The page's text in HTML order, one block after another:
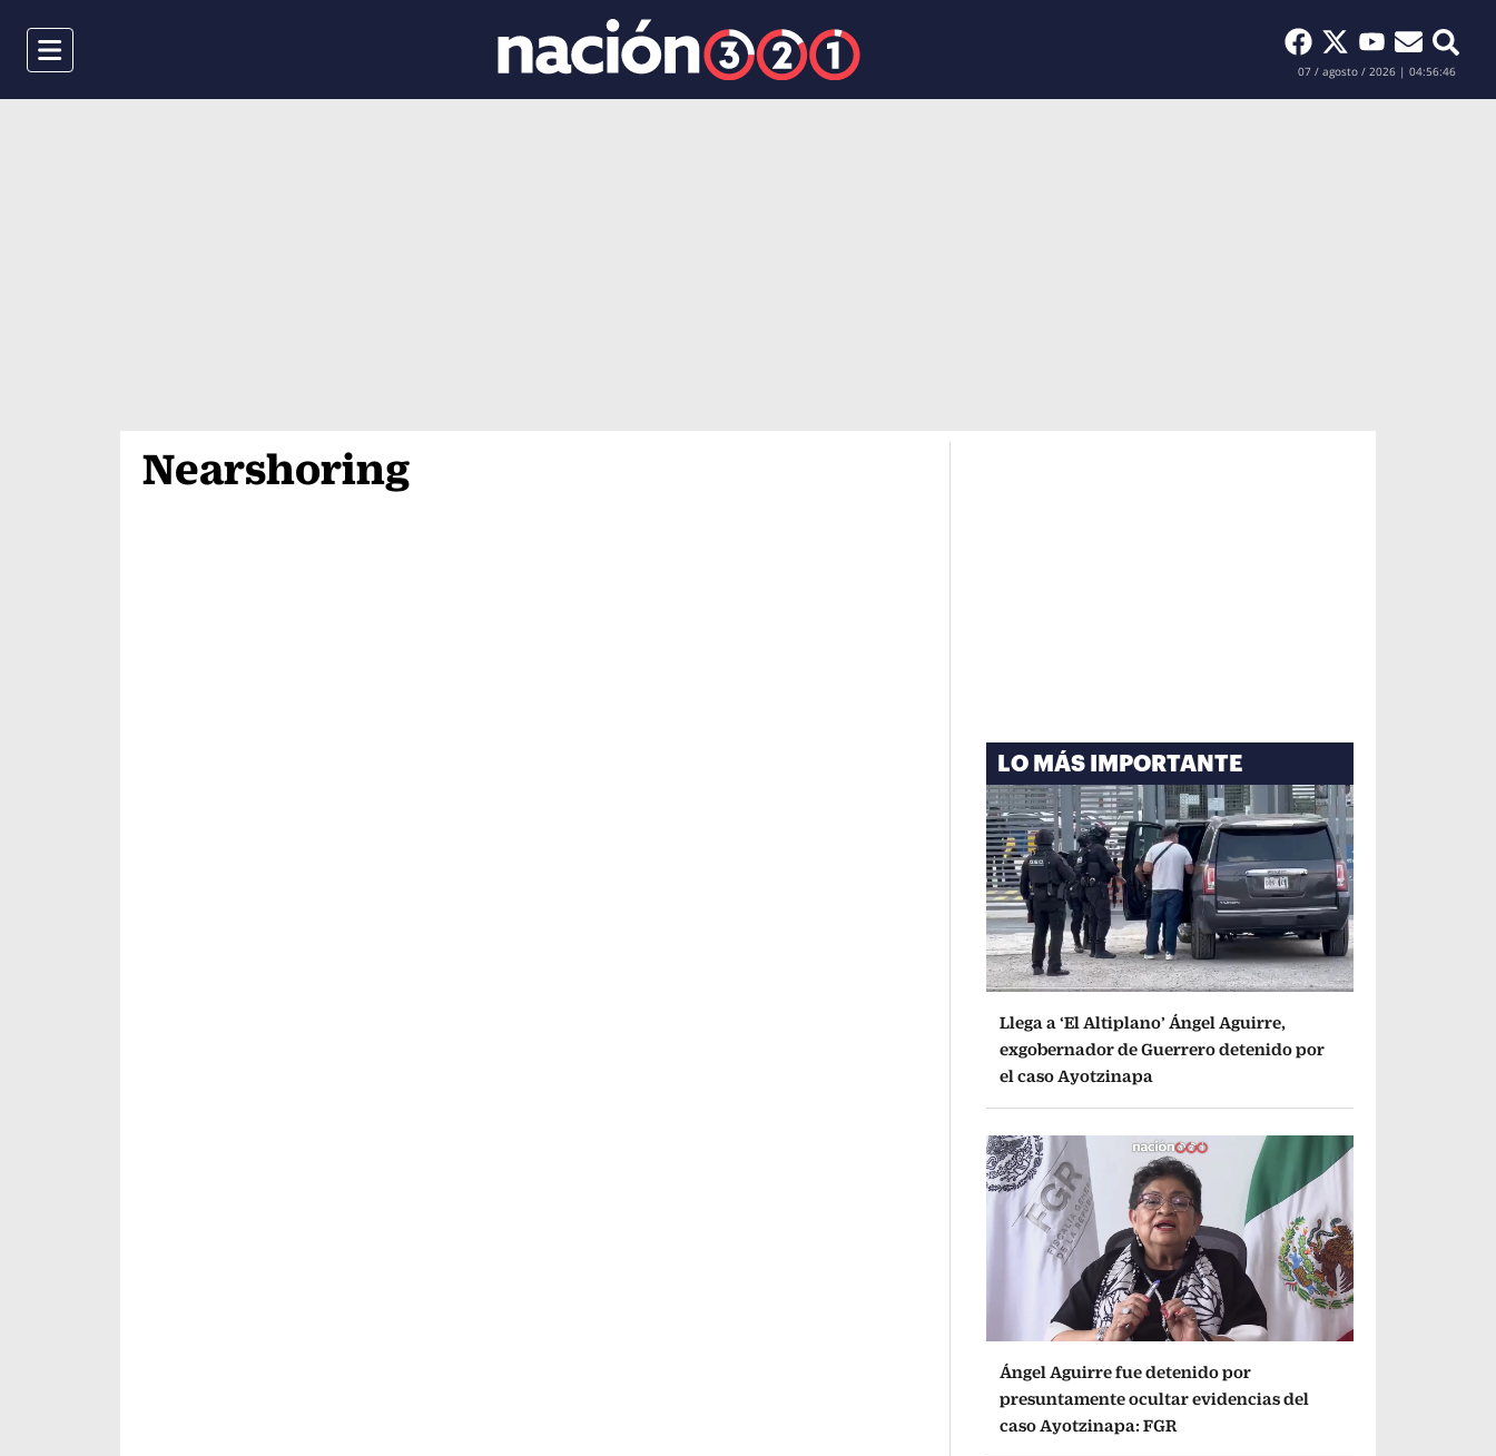
Menu Buscar
07 / agosto / 2026 | 04:56:47
Nearshoring
LO MÁS IMPORTANTE
Llega a ‘El Altiplano’ Ángel Aguirre,
exgobernador de Guerrero detenido por
el caso Ayotzinapa
Ángel Aguirre fue detenido por
presuntamente ocultar evidencias del
caso Ayotzinapa: FGR